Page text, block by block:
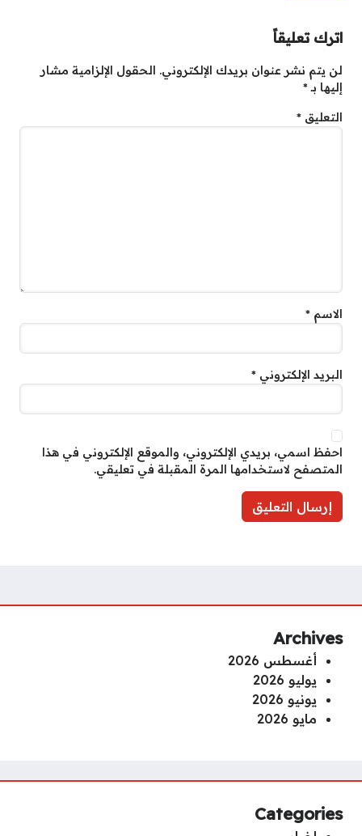
اترك تعليقاً
لن يتم نشر عنوان بريدك الإلكتروني. الحقول الإلزامية مشار
إليها بـ*
التعليق *
الاسم *
البريد الإلكتروني *
احفظ اسمي، بريدي الإلكتروني، والموقع الإلكتروني في هذا
المتصفح لاستخدامها المرة المقبلة في تعليقي.
Archives
أغسطس 2026
يوليو 2026
يونيو 2026
مايو 2026
Categories